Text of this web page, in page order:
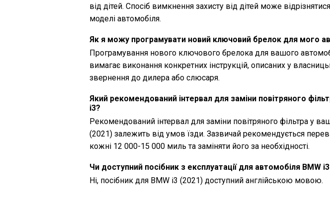
від дітей. Спосіб вимкнення захисту від дітей може
моделі автомобіля.
Як я можу програмувати новий ключовий брелок для мого
Програмування нового ключового брелока для вашого
вимагає виконання конкретних інструкцій, описаних у
звернення до дилера або слюсаря.
Який рекомендований інтервал для заміни повітряного
i3?
Рекомендований інтервал для заміни повітряного фільтра у
(2021) залежить від умов їзди. Зазвичай рекомендується
кожні 12 000-15 000 миль та заміняти його за необхідності.
Чи доступний посібник з експлуатації для автомобіля BMW
Ні, посібник для BMW i3 (2021) доступний англійською мовою.